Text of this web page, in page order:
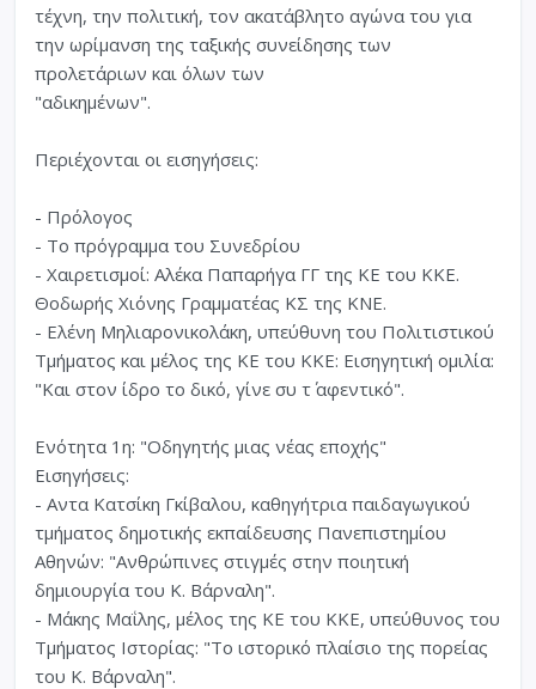
τέχνη, την πολιτική, τον ακατάβλητο αγώνα του για
την ωρίμανση της ταξικής συνείδησης των
προλετάριων και όλων των
"αδικημένων".
Περιέχονται οι εισηγήσεις:
- Πρόλογος
- Το πρόγραμμα του Συνεδρίου
- Χαιρετισμοί: Αλέκα Παπαρήγα ΓΓ της ΚΕ του ΚΚΕ.
Θοδωρής Χιόνης Γραμματέας ΚΣ της ΚΝΕ.
- Ελένη Μηλιαρονικολάκη, υπεύθυνη του Πολιτιστικού
Τμήματος και μέλος της ΚΕ του ΚΚΕ: Εισηγητική ομιλία:
"Και στον ίδρο το δικό, γίνε συ τ΄ αφεντικό".
Ενότητα 1η: "Οδηγητής μιας νέας εποχής"
Εισηγήσεις:
- Αντα Κατσίκη Γκίβαλου, καθηγήτρια παιδαγωγικού
τμήματος δημοτικής εκπαίδευσης Πανεπιστημίου
Αθηνών: "Ανθρώπινες στιγμές στην ποιητική
δημιουργία του Κ. Βάρναλη".
- Μάκης Μαΐλης, μέλος της ΚΕ του ΚΚΕ, υπεύθυνος του
Τμήματος Ιστορίας: "Το ιστορικό πλαίσιο της πορείας
του Κ. Βάρναλη".